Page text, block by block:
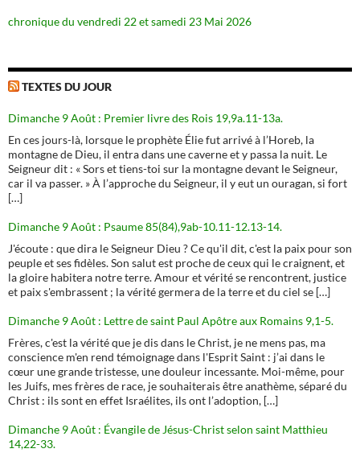
chronique du vendredi 22 et samedi 23 Mai 2026
TEXTES DU JOUR
Dimanche 9 Août : Premier livre des Rois 19,9a.11-13a.
En ces jours-là, lorsque le prophète Élie fut arrivé à l’Horeb, la
montagne de Dieu, il entra dans une caverne et y passa la nuit. Le
Seigneur dit : « Sors et tiens-toi sur la montagne devant le Seigneur,
car il va passer. » À l’approche du Seigneur, il y eut un ouragan, si fort
[…]
Dimanche 9 Août : Psaume 85(84),9ab-10.11-12.13-14.
J'écoute : que dira le Seigneur Dieu ? Ce qu'il dit, c'est la paix pour son
peuple et ses fidèles. Son salut est proche de ceux qui le craignent, et
la gloire habitera notre terre. Amour et vérité se rencontrent, justice
et paix s'embrassent ; la vérité germera de la terre et du ciel se […]
Dimanche 9 Août : Lettre de saint Paul Apôtre aux Romains 9,1-5.
Frères, c'est la vérité que je dis dans le Christ, je ne mens pas, ma
conscience m'en rend témoignage dans l'Esprit Saint : j’ai dans le
cœur une grande tristesse, une douleur incessante. Moi-même, pour
les Juifs, mes frères de race, je souhaiterais être anathème, séparé du
Christ : ils sont en effet Israélites, ils ont l’adoption, […]
Dimanche 9 Août : Évangile de Jésus-Christ selon saint Matthieu
14,22-33.